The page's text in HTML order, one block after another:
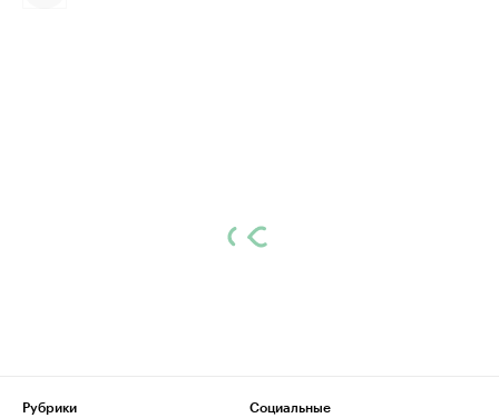
Рубрики
Социальные